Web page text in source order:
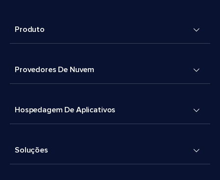
Produto
Provedores De Nuvem
Hospedagem De Aplicativos
Soluções